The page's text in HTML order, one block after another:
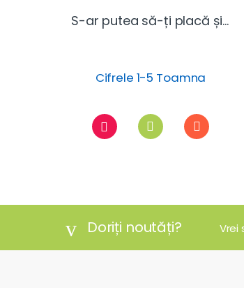
S-ar putea să-ți placă și…
Cifrele 1-5 Toamna
Doriți noutăți? Vrei